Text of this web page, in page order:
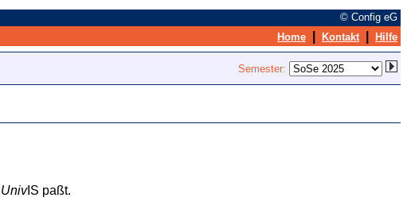
© Config eG
Home Kontakt Hilfe
Semester:
UnivIS paßt.